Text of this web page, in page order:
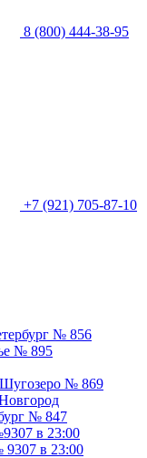
8 (800) 444-38-95
+7 (921) 705-87-10
№ 856
№ 895
№ 869
№ 847
в 23:00
в 23:00